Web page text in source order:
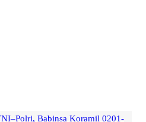
Babinsa Koramil 0201-